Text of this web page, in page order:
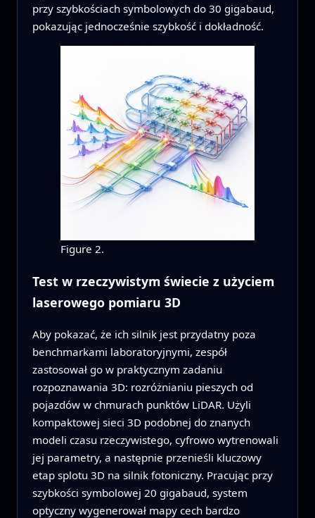
przy szybkościach symbolowych do 30 gigabaud,
pokazując jednocześnie szybkość i dokładność.
Figure 2.
Test w rzeczywistym świecie z użyciem
laserowego pomiaru 3D
Aby pokazać, że ich silnik jest przydatny poza
benchmarkami laboratoryjnymi, zespół
zastosował go w praktycznym zadaniu
rozpoznawania 3D: rozróżnianiu pieszych od
pojazdów w chmurach punktów LiDAR. Użyli
kompaktowej sieci 3D podobnej do znanych
modeli czasu rzeczywistego, cyfrowo wytrenowali
jej parametry, a następnie przenieśli kluczowy
etap splotu 3D na silnik fotoniczny. Pracując przy
szybkości symbolowej 20 gigabaud, system
optyczny wygenerował mapy cech bardzo